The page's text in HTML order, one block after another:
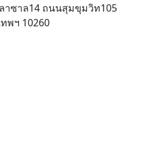
าซาล14 ถนนสุมขุมวิท105
พฯ 10260